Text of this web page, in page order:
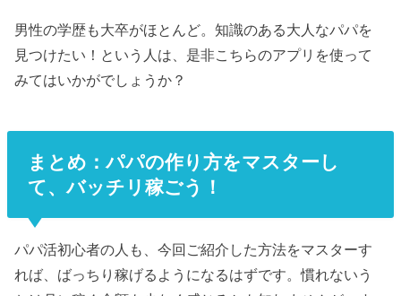
男性の学歴も大卒がほとんど。知識のある大人なパパを
見つけたい！という人は、是非こちらのアプリを使って
みてはいかがでしょうか？
まとめ：パパの作り方をマスターし
て、バッチリ稼ごう！
パパ活初心者の人も、今回ご紹介した方法をマスターす
れば、ばっちり稼げるようになるはずです。慣れないう